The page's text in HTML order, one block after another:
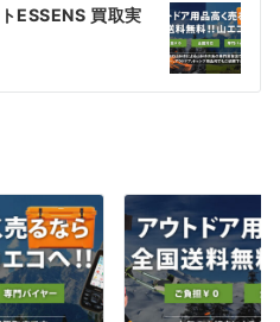
ESSENS 買取実